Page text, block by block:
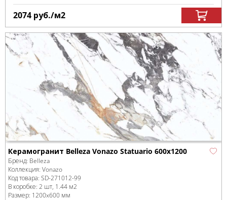
2074 руб./м2
Керамогранит Belleza Vonazo Statuario 600x1200
Бренд: Belleza
Коллекция: Vonazo
Код товара: SD-271012-99
В коробке: 2 шт, 1.44 м2
Размер: 1200x600 мм